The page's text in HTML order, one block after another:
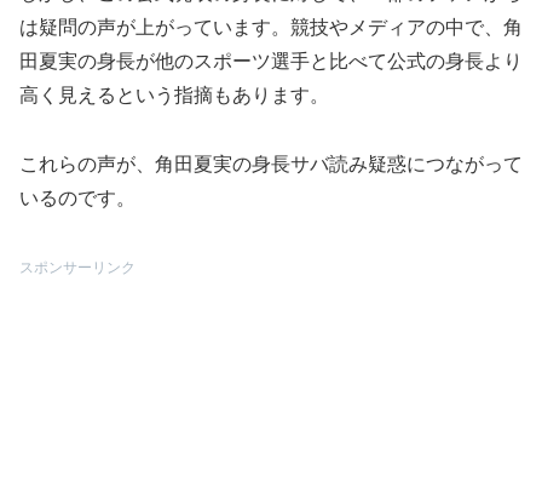
は疑問の声が上がっています。競技やメディアの中で、角
田夏実の身長が他のスポーツ選手と比べて公式の身長より
高く見えるという指摘もあります。
これらの声が、角田夏実の身長サバ読み疑惑につながって
いるのです。
スポンサーリンク